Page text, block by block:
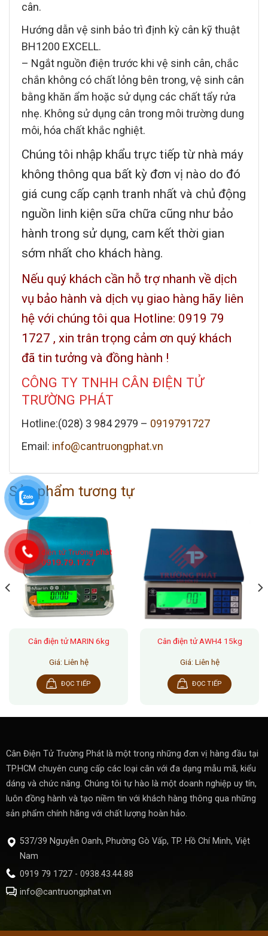
cân.
Hướng dẫn vệ sinh bảo trì định kỳ cân kỹ thuật
BH1200 EXCELL.
– Ngắt nguồn điện trước khi vệ sinh cân, chắc
chắn không có chất lỏng bên trong, vệ sinh cân
bằng khăn ẩm hoặc sử dụng các chất tẩy rửa
nhẹ. Không sử dụng cân trong môi trường dung
môi, hóa chất khắc nghiệt.
Chúng tôi nhập khẩu trực tiếp từ nhà máy
không thông qua bất kỳ đơn vị nào do đó
giá cung cấp cạnh tranh nhất và chủ động
nguồn linh kiện sữa chữa cũng như bảo
hành trong sử dụng, cam kết thời gian
sớm nhất cho khách hàng.
Nếu quý khách cần hỗ trợ nhanh về dịch
vụ bảo hành và dịch vụ giao hàng hãy liên
hệ với chúng tôi qua Hotline: 0919 79
1727 , xin trân trọng cảm ơn quý khách
đã tin tưởng và đồng hành !
CÔNG TY TNHH CÂN ĐIỆN TỬ
TRƯỜNG PHÁT
Hotline:(028) 3 984 2979 – 0919791727
Email: info@cantruongphat.vn
Sản phẩm tương tự
Cân điện tử MARIN 6kg
Giá: Liên hệ
ĐỌC TIẾP
Cân điện tử AWH4 15kg
Giá: Liên hệ
ĐỌC TIẾP
Cân Điện Tử Trường Phát là một trong những đơn vị hàng đầu tại
TP.HCM chuyên cung cấp các loại cân với đa dạng mẫu mã, kiểu
dáng và chức năng. Chúng tôi tự hào là một doanh nghiệp uy tín,
luôn đồng hành và tạo niềm tin với khách hàng thông qua những
sản phẩm chính hãng với chất lượng hoàn hảo.
537/39 Nguyễn Oanh, Phường Gò Vấp, TP. Hồ Chí Minh, Việt
Nam
0919 79 1727 - 0938.43.44.88
info@cantruongphat.vn